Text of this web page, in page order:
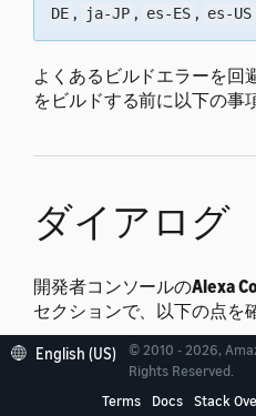
DE , ja-JP , es-ES , es-US
よくあるビルドエラーを回
をビルドする前に以下の事
ダイアログ
開発者コンソールのAlexa
セクションで、以下の点を
すべてのダイアログで
チェックマークが付い
English (US)
© 2010 - 2026,
Rights Reserved.
Terms
Docs Stack